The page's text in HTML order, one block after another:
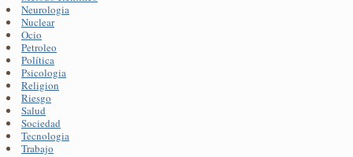
Neurologia
Nuclear
Ocio
Petroleo
Política
Psicologia
Religion
Riesgo
Salud
Sociedad
Tecnologia
Trabajo